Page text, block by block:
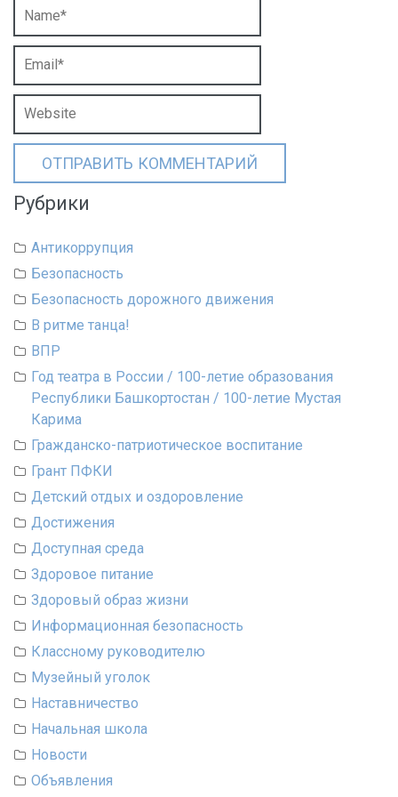
Рубрики
Антикоррупция
Безопасность
Безопасность дорожного движения
В ритме танца!
ВПР
Год театра в России / 100-летие образования
Республики Башкортостан / 100-летие Мустая
Карима
Гражданско-патриотическое воспитание
Грант ПФКИ
Детский отдых и оздоровление
Достижения
Доступная среда
Здоровое питание
Здоровый образ жизни
Информационная безопасность
Классному руководителю
Музейный уголок
Наставничество
Начальная школа
Новости
Объявления